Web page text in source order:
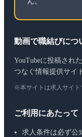
動画で職結びにつ
YouTubeに投稿され
つなぐ情報提供サイ
※本サイトは求人サイト
ご利用にあたって
求人条件は必ず公